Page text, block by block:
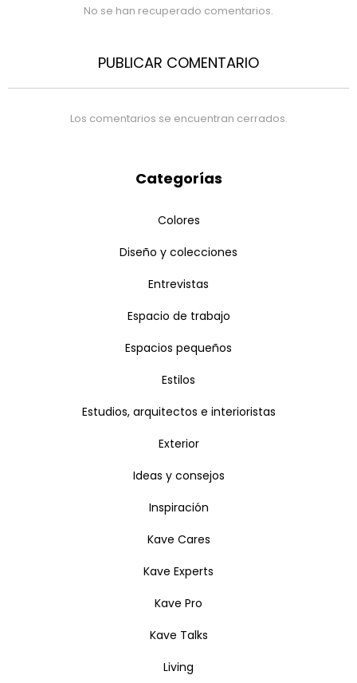
No se han recuperado comentarios.
PUBLICAR COMENTARIO
Los comentarios se encuentran cerrados.
Categorías
Colores
Diseño y colecciones
Entrevistas
Espacio de trabajo
Espacios pequeños
Estilos
Estudios, arquitectos e interioristas
Exterior
Ideas y consejos
Inspiración
Kave Cares
Kave Experts
Kave Pro
Kave Talks
Living